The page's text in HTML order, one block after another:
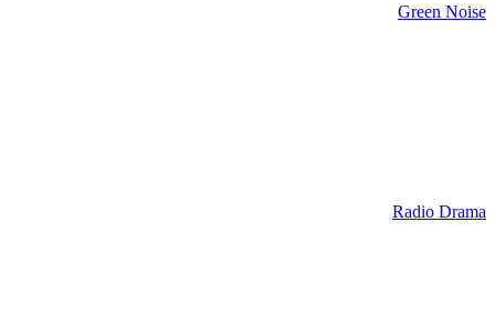
Green Noise
Radio Drama